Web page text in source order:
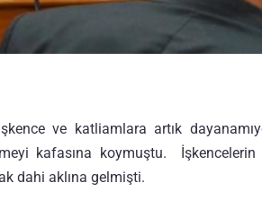
ve katliamlara artık
kafasına koymuştu.
dahi aklına gelmişti.